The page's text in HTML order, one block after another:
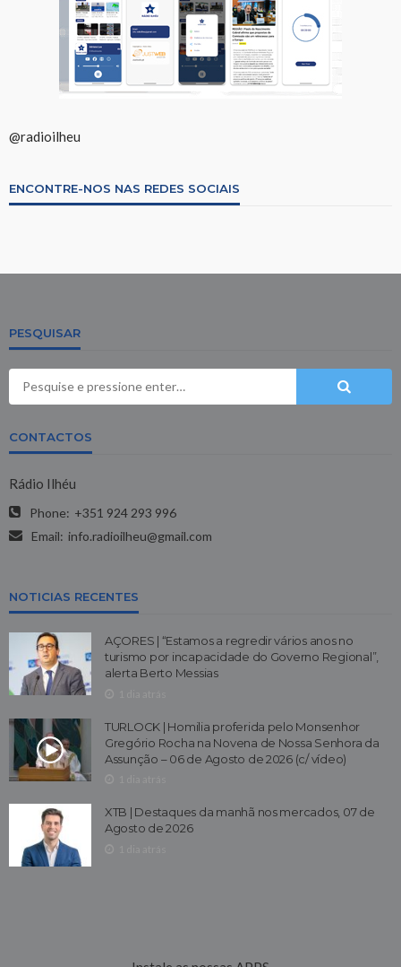
@radioilheu
ENCONTRE-NOS NAS REDES SOCIAIS
PESQUISAR
CONTACTOS
Rádio Ilhéu
Phone: +351 924 293 996
Email: info.radioilheu@gmail.com
NOTICIAS RECENTES
AÇORES | “Estamos a regredir vários anos no
turismo por incapacidade do Governo Regional”,
alerta Berto Messias
TURLOCK | Homilia proferida pelo Monsenhor
Gregório Rocha na Novena de Nossa Senhora da
Assunção – 06 de Agosto de 2026 (c/ vídeo)
XTB | Destaques da manhã nos mercados, 07 de
Agosto de 2026